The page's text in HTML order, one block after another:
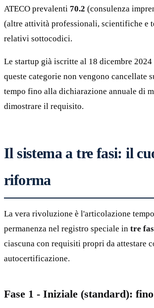
ATECO prevalenti 70.2 (consulenza
(altre attività professionali, scientifiche e
relativi sottocodici.
Le startup già iscritte al 18 dicembre
queste categorie non vengono cancellate
tempo fino alla dichiarazione annuale di
dimostrare il requisito.
Il sistema a tre fasi: il
riforma
La vera rivoluzione è l'articolazione
permanenza nel registro speciale in tre
ciascuna con requisiti propri da attestare
autocertificazione.
Fase 1 - Iniziale (standard):